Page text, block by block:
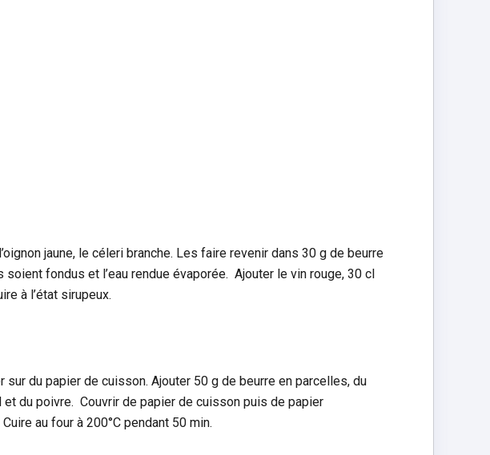
jaune, le céleri branche. Les faire revenir dans 30 g de beurre
soient fondus et l’eau rendue évaporée. Ajouter le vin rouge, 30 cl
à l’état sirupeux.
du papier de cuisson. Ajouter 50 g de beurre en parcelles, du
du poivre. Couvrir de papier de cuisson puis de papier
au four à 200°C pendant 50 min.